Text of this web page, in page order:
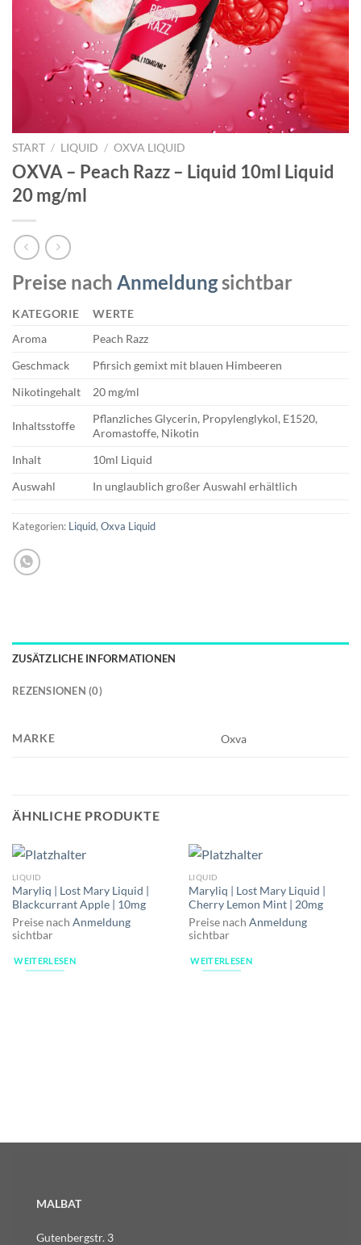
START / LIQUID / OXVA LIQUID
OXVA – Peach Razz – Liquid 10ml Liquid
20 mg/ml
Preise nach Anmeldungsichtbar
KATEGORIE
WERTE
Aroma
Peach Razz
Geschmack
Pfirsich gemixt mit blauen Himbeeren
Nikotingehalt
20 mg/ml
Inhaltsstoffe
Pflanzliches Glycerin, Propylenglykol, E1520,
Aromastoffe, Nikotin
Inhalt
10ml Liquid
Auswahl
In unglaublich großer Auswahl erhältlich
Kategorien: Liquid, Oxva Liquid
ZUSÄTZLICHE INFORMATIONEN
REZENSIONEN (0)
MARKE Oxva
ÄHNLICHE PRODUKTE
LIQUID
Maryliq | Lost Mary Liquid |
Blackcurrant Apple | 10mg
Preise nach Anmeldung
sichtbar
WEITERLESEN
LIQUID
Maryliq | Lost Mary Liquid |
Cherry Lemon Mint | 20mg
Preise nach Anmeldung
sichtbar
WEITERLESEN
MALBAT
Gutenbergstr. 3